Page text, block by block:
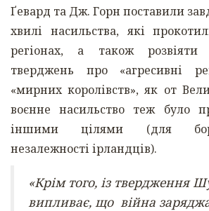
Ґевард та Дж. Горн поставили
хвилі насильства, які
регіонах, а також розвіяти
тверджень про «агресивні
«мирних королівств», як от
воєнне насильство теж було
іншими цілями (для
незалежності ірландців).
«Крім того, із твердження
випливає, що війна